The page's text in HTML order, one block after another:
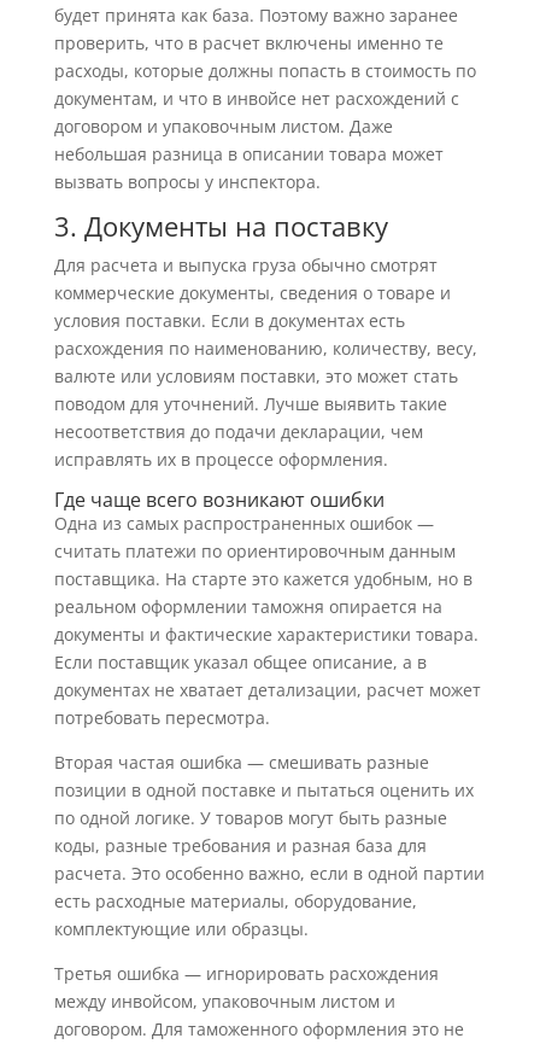
будет принята как база. Поэтому важно заранее
проверить, что в расчет включены именно те
расходы, которые должны попасть в стоимость по
документам, и что в инвойсе нет расхождений с
договором и упаковочным листом. Даже
небольшая разница в описании товара может
вызвать вопросы у инспектора.
3. Документы на поставку
Для расчета и выпуска груза обычно смотрят
коммерческие документы, сведения о товаре и
условия поставки. Если в документах есть
расхождения по наименованию, количеству, весу,
валюте или условиям поставки, это может стать
поводом для уточнений. Лучше выявить такие
несоответствия до подачи декларации, чем
исправлять их в процессе оформления.
Где чаще всего возникают ошибки
Одна из самых распространенных ошибок —
считать платежи по ориентировочным данным
поставщика. На старте это кажется удобным, но в
реальном оформлении таможня опирается на
документы и фактические характеристики товара.
Если поставщик указал общее описание, а в
документах не хватает детализации, расчет может
потребовать пересмотра.
Вторая частая ошибка — смешивать разные
позиции в одной поставке и пытаться оценить их
по одной логике. У товаров могут быть разные
коды, разные требования и разная база для
расчета. Это особенно важно, если в одной партии
есть расходные материалы, оборудование,
комплектующие или образцы.
Третья ошибка — игнорировать расхождения
между инвойсом, упаковочным листом и
договором. Для таможенного оформления это не